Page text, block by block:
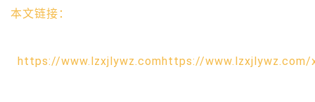
本文链接：
https://www.lzxjlywz.comhttps://www.lzxjlywz.com/